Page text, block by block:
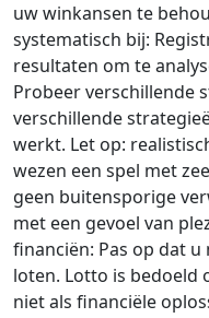
uw winkansen te
systematisch bij:
resultaten om te
Probeer verschillende
verschillende
werkt. Let op:
wezen een spel met
geen buitensporige
met een gevoel van
financiën: Pas op dat
loten. Lotto is bedoeld
niet als financiële